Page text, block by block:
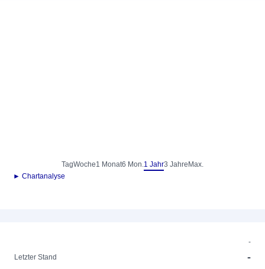
TagWoche1 Monat6 Mon.1 Jahr3 Jahre Max.
► Chartanalyse
-
Letzter Stand
-